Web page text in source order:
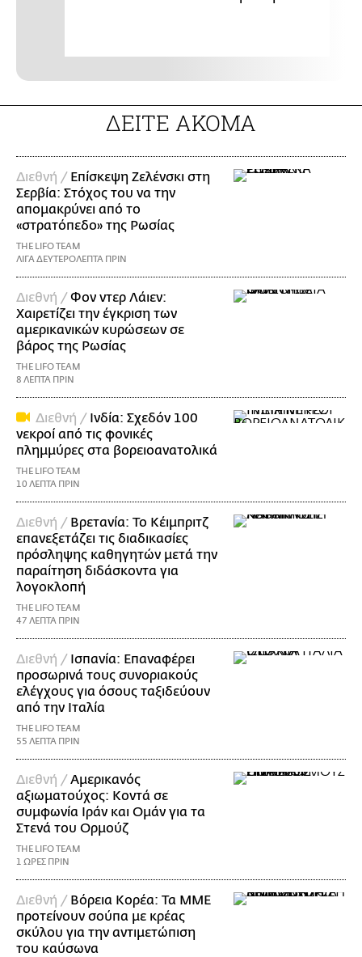
ΔΕΙΤΕ ΑΚΟΜΑ
Διεθνή / Επίσκεψη Ζελένσκι στη
Σερβία: Στόχος του να την
απομακρύνει από το
«στρατόπεδο» της Ρωσίας
THE LIFO TEAM
ΛΙΓΑ ΔΕΥΤΕΡΟΛΕΠΤΑ ΠΡΙΝ
Διεθνή /Φον ντερ Λάιεν:
Χαιρετίζει την έγκριση των
αμερικανικών κυρώσεων σε
βάρος της Ρωσίας
THE LIFO TEAM
8 ΛΕΠΤΑ ΠΡΙΝ
Διεθνή / Ινδία: Σχεδόν 100
νεκροί από τις φονικές
πλημμύρες στα βορειοανατολικά
THE LIFO TEAM
10 ΛΕΠΤΑ ΠΡΙΝ
Διεθνή / Βρετανία: Το Κέιμπριτζ
επανεξετάζει τις διαδικασίες
πρόσληψης καθηγητών μετά την
παραίτηση διδάσκοντα για
λογοκλοπή
THE LIFO TEAM
47 ΛΕΠΤΑ ΠΡΙΝ
Διεθνή / Ισπανία: Επαναφέρει
προσωρινά τους συνοριακούς
ελέγχους για όσους ταξιδεύουν
από την Ιταλία
THE LIFO TEAM
55 ΛΕΠΤΑ ΠΡΙΝ
Διεθνή /Αμερικανός
αξιωματούχος: Κοντά σε
συμφωνία Ιράν και Ομάν για τα
Στενά του Ορμούζ
THE LIFO TEAM
1 ΩΡΕΣ ΠΡΙΝ
Διεθνή / Βόρεια Κορέα: Τα ΜΜΕ
προτείνουν σούπα με κρέας
σκύλου για την αντιμετώπιση
του καύσωνα